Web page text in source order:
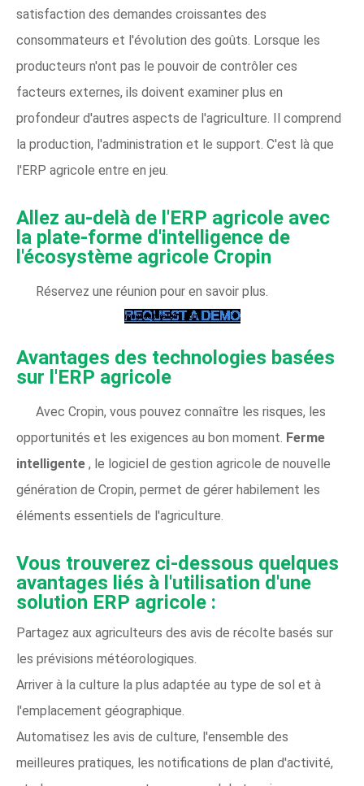
satisfaction des demandes croissantes des
consommateurs et l'évolution des goûts. Lorsque les
producteurs n'ont pas le pouvoir de contrôler ces
facteurs externes, ils doivent examiner plus en
profondeur d'autres aspects de l'agriculture. Il comprend
la production, l'administration et le support. C'est là que
l'ERP agricole entre en jeu.
Allez au-delà de l'ERP agricole avec
la plate-forme d'intelligence de
l'écosystème agricole Cropin
Réservez une réunion pour en savoir plus.
Avantages des technologies basées
sur l'ERP agricole
Avec Cropin, vous pouvez connaître les risques, les
opportunités et les exigences au bon moment. Ferme
intelligente , le logiciel de gestion agricole de nouvelle
génération de Cropin, permet de gérer habilement les
éléments essentiels de l'agriculture.
Vous trouverez ci-dessous quelques
avantages liés à l'utilisation d'une
solution ERP agricole :
Partagez aux agriculteurs des avis de récolte basés sur
les prévisions météorologiques.
Arriver à la culture la plus adaptée au type de sol et à
l'emplacement géographique.
Automatisez les avis de culture, l'ensemble des
meilleures pratiques, les notifications de plan d'activité,